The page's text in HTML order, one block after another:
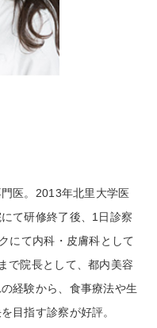
医。2013年北里大学医
て研修終了後、1日診察
にて内科・皮膚科として
で院長として、都内美容
経験から、食事療法や生
目指す診察が好評。